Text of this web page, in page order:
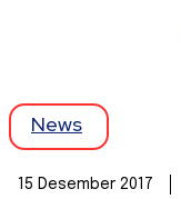
News
15 Desember 2017